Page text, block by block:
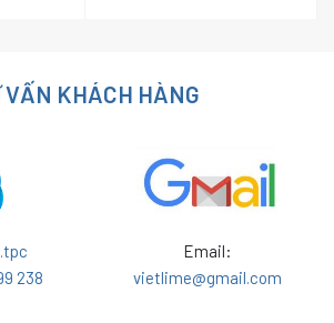
VẤN KHÁCH HÀNG
238
Email:
vietlime@gmail.com